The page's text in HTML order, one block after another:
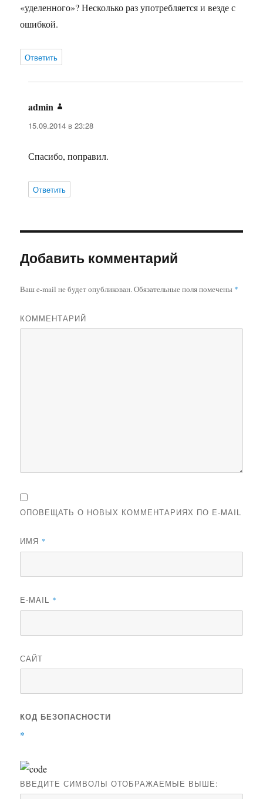
«уделенного»? Несколько раз употребляется и везде с
ошибкой.
Ответить
admin
15.09.2014 в 23:28
Спасибо, поправил.
Ответить
Добавить комментарий
Ваш e-mail не будет опубликован.Обязательные поля помечены *
КОММЕНТАРИЙ
ОПОВЕЩАТЬ О НОВЫХ КОММЕНТАРИЯХ ПО E-MAIL
ИМЯ *
E-MAIL *
САЙТ
КОД БЕЗОПАСНОСТИ
*
ВВЕДИТЕ СИМВОЛЫ ОТОБРАЖАЕМЫЕ ВЫШЕ: